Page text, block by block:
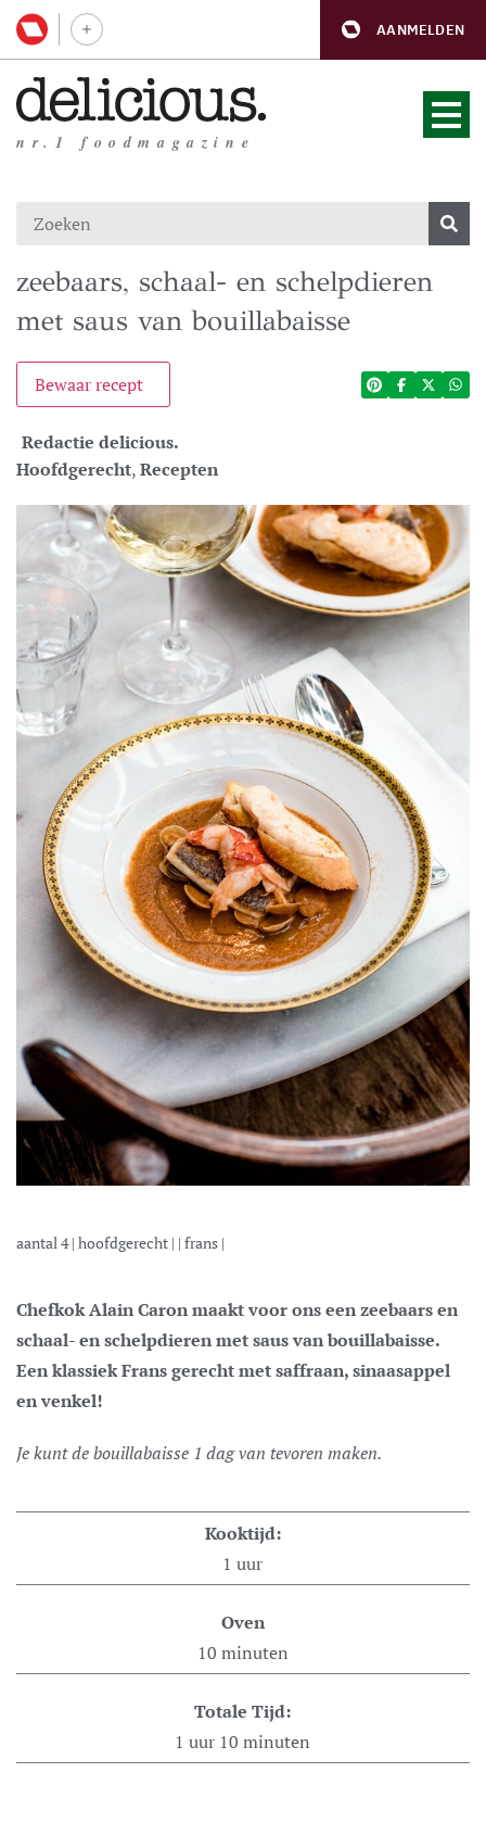
AANMELDEN
nr.1 foodmagazine
zeebaars, schaal- en schelpdieren
met saus van bouillabaisse
Bewaar recept
Redactie delicious.
Hoofdgerecht,Recepten
aantal 4| hoofdgerecht | | frans |
Chefkok Alain Caron maakt voor ons een zeebaars en
schaal- en schelpdieren met saus van bouillabaisse.
Een klassiek Frans gerecht met saffraan, sinaasappel
en venkel!
Je kunt de bouillabaisse 1 dag van tevoren maken.
Kooktijd:
1 uur
Oven
10 minuten
Totale Tijd:
1 uur 10 minuten